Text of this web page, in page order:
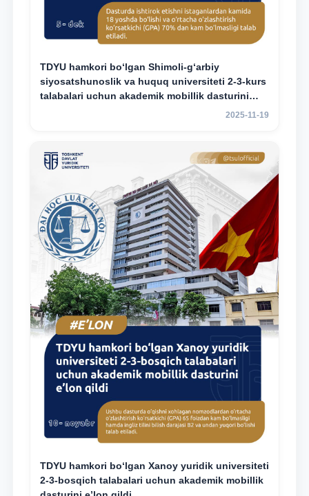
TDYU hamkori bo‘lgan Shimoli-g‘arbiy
siyosatshunoslik va huquq universiteti 2-3-kurs
talabalari uchun akademik mobillik dasturini
2025-11-19
TDYU hamkori bo‘lgan Xanoy yuridik universiteti
2-3-bosqich talabalari uchun akademik mobillik